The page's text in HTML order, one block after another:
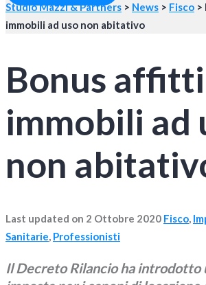
Studio Mazzi & Partners > News > Fisco >
immobili ad uso non abitativo
Bonus
immobili ad
non
Last updated on 2 Ottobre 2020 Fisco,
Sanitarie, Professionisti
Il Decreto Rilancio ha introdotto